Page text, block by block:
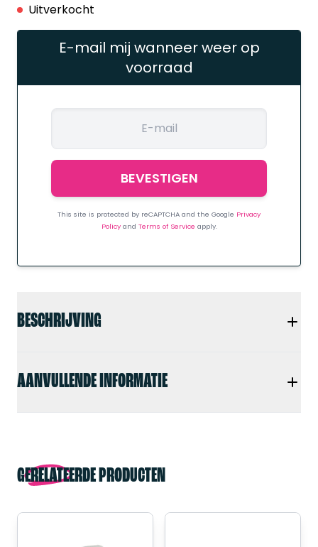
BESCHRIJVING
AANVULLENDE INFORMATIE
Uitverkocht
E-mail mij wanneer weer op
voorraad
This site is protected by reCAPTCHA and the Google Privacy
Policy and Terms of Service apply.
GERELATEERDE PRODUCTEN